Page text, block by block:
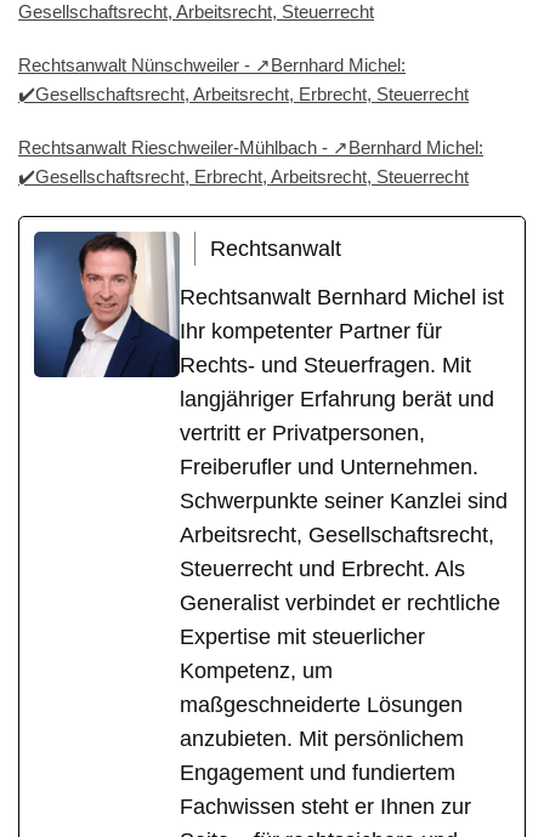
Gesellschaftsrecht, Arbeitsrecht, Steuerrecht
Rechtsanwalt Nünschweiler - ↗️Bernhard Michel:
✔️Gesellschaftsrecht, Arbeitsrecht, Erbrecht, Steuerrecht
Rechtsanwalt Rieschweiler-Mühlbach - ↗️Bernhard Michel:
✔️Gesellschaftsrecht, Erbrecht, Arbeitsrecht, Steuerrecht
Rechtsanwalt
Rechtsanwalt Bernhard Michel ist
Ihr kompetenter Partner für
Rechts- und Steuerfragen. Mit
langjähriger Erfahrung berät und
vertritt er Privatpersonen,
Freiberufler und Unternehmen.
Schwerpunkte seiner Kanzlei sind
Arbeitsrecht, Gesellschaftsrecht,
Steuerrecht und Erbrecht. Als
Generalist verbindet er rechtliche
Expertise mit steuerlicher
Kompetenz, um
maßgeschneiderte Lösungen
anzubieten. Mit persönlichem
Engagement und fundiertem
Fachwissen steht er Ihnen zur